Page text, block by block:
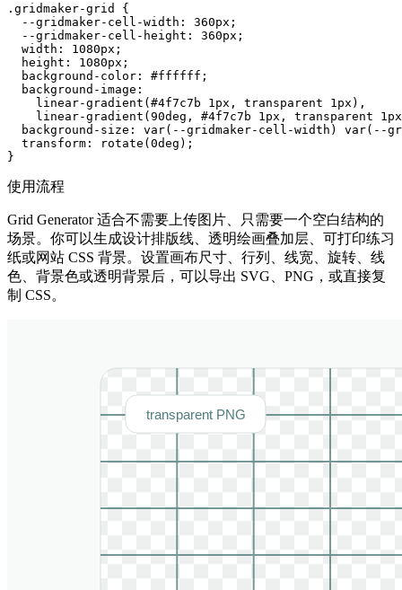
.gridmaker-grid {
  --gridmaker-cell-width: 360px;
  --gridmaker-cell-height: 360px;
  width: 1080px;
  height: 1080px;
  background-color: #ffffff;
  background-image:
    linear-gradient(#4f7c7b 1px, transparent 1px),
linear-gradient(90deg, #4f7c7b 1px, transparent
background-size: var(--gridmaker-cell-width) var(--
  transform: rotate(0deg);
}
使用流程
Grid Generator 适合不需要上传图片、只需要一个空白结构的
场景。你可以生成设计排版线、透明绘画叠加层、可打印练习
纸或网站 CSS 背景。设置画布尺寸、行列、线宽、旋转、线
色、背景色或透明背景后，可以导出 SVG、PNG，或直接复
制 CSS。